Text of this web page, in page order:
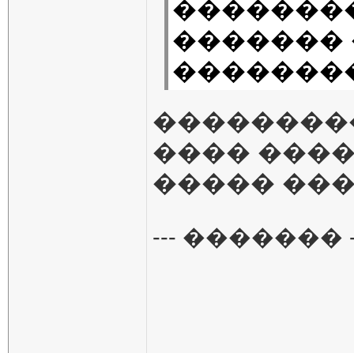
�������
����
�����
--- �������